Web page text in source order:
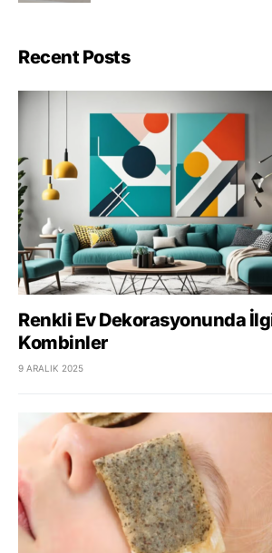
Recent Posts
Renkli Ev Dekorasyonunda
Kombinler
9 ARALIK 2025